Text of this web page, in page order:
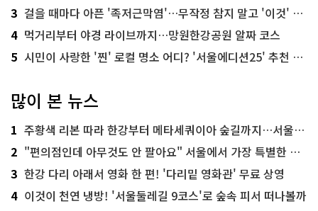
3 걸을 때마다 아픈 '족저근막염'…무작정 참지 말고 '이것' 해보세요!
4 먹거리부터 야경 라이브까지…망원한강공원 알짜 코스
5 시민이 사랑한 '찐' 로컬 명소 어디? '서울에디션25' 추천 코스
많이 본 뉴스
1 주황색 리본 따라 한강부터 메타세쿼이아 숲길까지…서울둘레길 15코스
2 "편의점인데 아무것도 안 팔아요" 서울에서 가장 특별한 편의점의 정체
3 한강 다리 아래서 영화 한 편! '다리밑 영화관' 무료 상영
4 이것이 천연 냉방! '서울둘레길 9코스'로 숲속 피서 떠나볼까